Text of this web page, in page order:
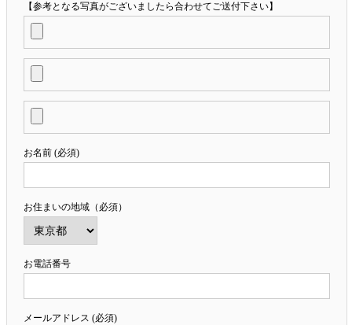
【参考となる写真がございましたら合わせてご送付下さい】
お名前 (必須)
お住まいの地域（必須）
お電話番号
メールアドレス (必須)